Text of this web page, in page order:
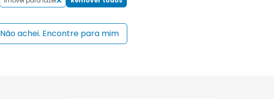
Não achei. Encontre para mim